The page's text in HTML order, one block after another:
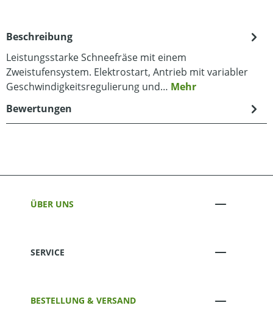
Beschreibung
Leistungsstarke Schneefräse mit einem
Zweistufensystem. Elektrostart, Antrieb mit variabler
Geschwindigkeitsregulierung und… Mehr
Bewertungen
ÜBER UNS
SERVICE
BESTELLUNG & VERSAND